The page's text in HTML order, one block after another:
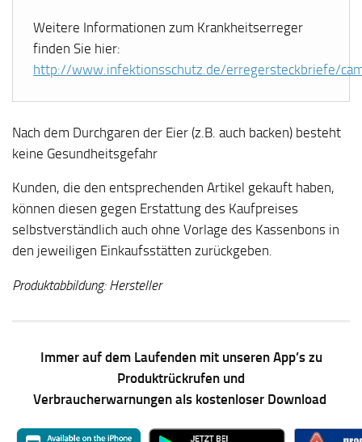
Weitere Informationen zum Krankheitserreger
finden Sie hier:
http://www.infektionsschutz.de/erregersteckbriefe/
Nach dem Durchgaren der Eier (z.B. auch backen) besteht
keine Gesundheitsgefahr
Kunden, die den entsprechenden Artikel gekauft haben,
können diesen gegen Erstattung des Kaufpreises
selbstverständlich auch ohne Vorlage des Kassenbons in
den jeweiligen Einkaufsstätten zurückgeben.
Produktabbildung: Hersteller
Immer auf dem Laufenden mit unseren App’s zu
Produktrückrufen und
Verbraucherwarnungen als kostenloser Download